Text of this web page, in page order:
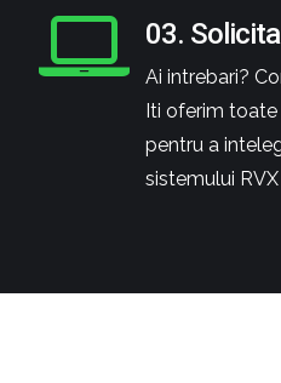
03.
Ai intrebari?
Iti oferim
pentru a
sistemului